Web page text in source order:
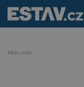
REKLAMA